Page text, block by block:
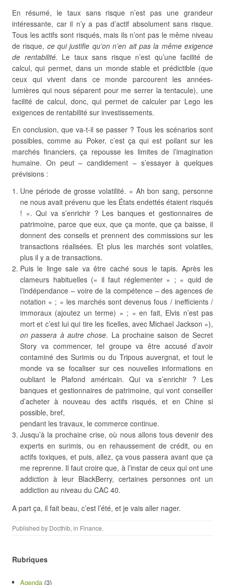
En résumé, le taux sans risque n’est pas une grandeur
intéressante, car il n’y a pas d’actif absolument sans risque.
Tous les actifs sont risqués, mais ils n’ont pas le même niveau
de risque, ce qui justifie qu’on n’en ait pas la même exigence
de rentabilité. Le taux sans risque n’est qu’une facilité de
calcul, qui permet, dans un monde stable et prédictible (que
ceux qui vivent dans ce monde parcourent les années-
lumières qui nous séparent pour me serrer la tentacule), une
facilité de calcul, donc, qui permet de calculer par Lego les
exigences de rentabilité sur investissements.
En conclusion, que va-t-il se passer ? Tous les scénarios sont
possibles, comme au Poker, c’est ça qui est poilant sur les
marchés financiers, ça repousse les limites de l’imagination
humaine. On peut – candidement – s’essayer à quelques
prévisions :
Une période de grosse volatilité. « Ah bon sang, personne
ne nous avait prévenu que les États endettés étaient risqués
! ». Qui va s’enrichir ? Les banques et gestionnaires de
patrimoine, parce que eux, que ça monte, que ça baisse, il
donnent des conseils et prennent des commissions sur les
transactions réalisées. Et plus les marchés sont volatiles,
plus il y a de transactions.
Puis le linge sale va être caché sous le tapis. Après les
clameurs habituelles (« il faut réglementer » ; « quid de
l’indépendance – voire de la compétence – des agences de
notation » ; « les marchés sont devenus fous / inefficients /
immoraux (ajoutez un terme) » ; « en fait, Elvis n’est pas
mort et c’est lui qui tire les ficelles, avec Michael Jackson »),
on passera à autre chose. La prochaine saison de Secret
Story va commencer, tel groupe va être accusé d’avoir
contaminé des Surimis ou du Tripous auvergnat, et tout le
monde va se focaliser sur ces nouvelles informations en
oubliant le Plafond américain. Qui va s’enrichir ? Les
banques et gestionnaires de patrimoine, qui vont conseiller
d’acheter à nouveau des actifs risqués, et en Chine si
possible, bref,
pendant les travaux, le commerce continue.
Jusqu’à la prochaine crise, où nous allons tous devenir des
experts en surimis, ou en rehaussement de crédit, ou en
actifs toxiques, et puis, allez, ça vous passera avant que ça
me reprenne. Il faut croire que, à l’instar de ceux qui ont une
addiction à leur BlackBerry, certaines personnes ont un
addiction au niveau du CAC 40.
A part ça, il fait beau, c’est l’été, et je vais aller nager.
Published by Docthib, in Finance.
Rubriques
Agenda (3)